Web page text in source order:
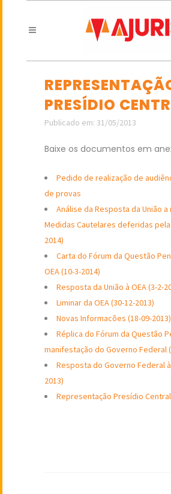
PRESÍDIO
Publicado em: 31/05/2013
Baixe os documentos em
Pedido de realização de
de provas
Análise da Resposta da União
Medidas Cautelares deferidas pela
2014)
Carta do Fórum da Questão
OEA (10-3-2014)
Resposta da União à OEA (3-2-
Liminar da OEA (30-12-2013)
Novas Informacões (18-09-2013)
Réplica do Fórum da Questão
manifestação do Governo Federal
Resposta do Governo Federal à
2013)
Representação Presídio Central